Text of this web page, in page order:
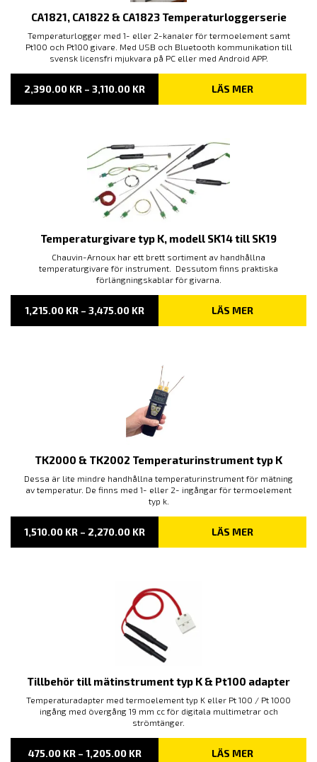
CA1821, CA1822 & CA1823 Temperaturloggerserie
Temperaturlogger med 1- eller 2-kanaler för termoelement samt
Pt100 och Pt100 givare. Med USB och Bluetooth kommunikation till
svensk licensfri mjukvara på PC eller med Android APP.
2,390.00 KR – 3,110.00 KRPRISINTERVALL:
TILL
LÄS MER
Temperaturgivare typ K, modell SK14 till SK19
Chauvin-Arnoux har ett brett sortiment av handhållna
temperaturgivare för instrument. Dessutom finns praktiska
förlängningskablar för givarna.
1,215.00 KR – 3,475.00 KRPRISINTERVALL:
TILL
LÄS MER
TK2000 & TK2002 Temperaturinstrument typ K
Dessa är lite mindre handhållna temperaturinstrument för mätning
av temperatur. De finns med 1- eller 2- ingångar för termoelement
typ k.
1,510.00 KR – 2,270.00 KRPRISINTERVALL:
TILL
LÄS MER
Tillbehör till mätinstrument typ K & Pt100 adapter
Temperaturadapter med termoelement typ K eller Pt 100 / Pt 1000
ingång med övergång 19 mm cc för digitala multimetrar och
strömtänger.
475.00 KR – 1,205.00 KRPRISINTERVALL:LÄS MER